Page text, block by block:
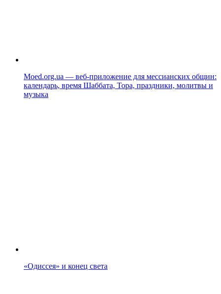
Moed.org.ua — веб-приложение для мессианских общин:
календарь, время Шаббата, Тора, праздники, молитвы и
музыка
«Одиссея» и конец света